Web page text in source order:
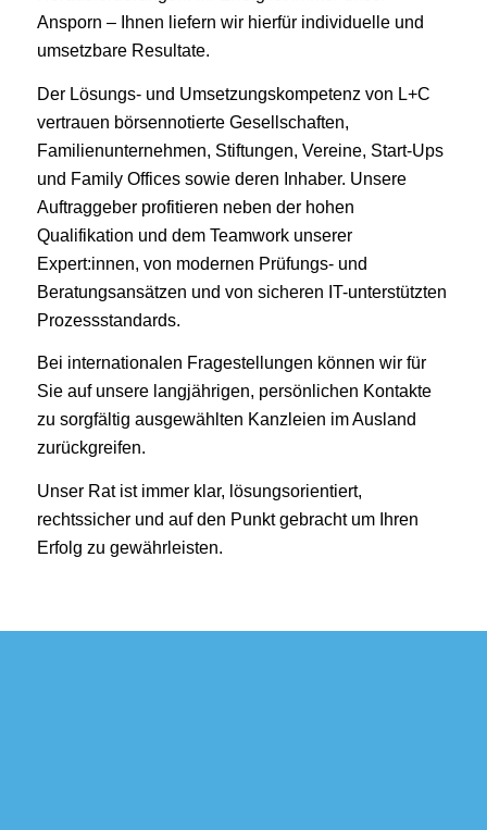
Ansporn – Ihnen liefern wir hierfür individuelle und
umsetzbare Resultate.
Der Lösungs- und Umsetzungskompetenz von L+C
vertrauen börsennotierte Gesellschaften,
Familienunternehmen, Stiftungen, Vereine, Start-Ups
und Family Offices sowie deren Inhaber. Unsere
Auftraggeber profitieren neben der hohen
Qualifikation und dem Teamwork unserer
Expert:innen, von modernen Prüfungs- und
Beratungsansätzen und von sicheren IT-unterstützten
Prozessstandards.
Bei internationalen Fragestellungen können wir für
Sie auf unsere langjährigen, persönlichen Kontakte
zu sorgfältig ausgewählten Kanzleien im Ausland
zurückgreifen.
Unser Rat ist immer klar, lösungsorientiert,
rechtssicher und auf den Punkt gebracht um Ihren
Erfolg zu gewährleisten.